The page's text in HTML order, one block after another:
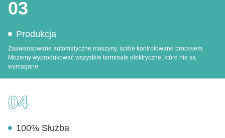
03
Produkcja
Zaawansowane automatyczne maszyny, ściśle kontrolowane procesem.
Możemy wyprodukować wszystkie terminale elektryczne, które nie są
wymagane.
04
100% Służba